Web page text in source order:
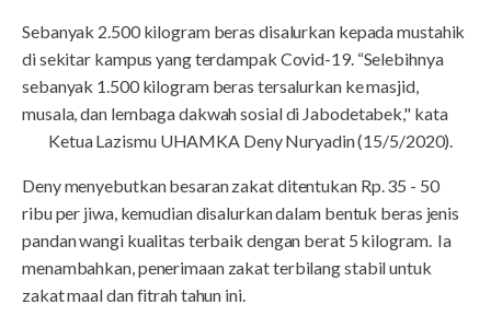
Sebanyak 2.500 kilogram beras disalurkan kepada mustahik
di sekitar kampus yang terdampak Covid-19. “Selebihnya
sebanyak 1.500 kilogram beras tersalurkan ke masjid,
musala, dan lembaga dakwah sosial di Jabodetabek," kata
Ketua Lazismu UHAMKA Deny Nuryadin (15/5/2020).
Deny menyebutkan besaran zakat ditentukan Rp. 35 - 50
ribu per jiwa, kemudian disalurkan dalam bentuk beras jenis
pandan wangi kualitas terbaik dengan berat 5 kilogram. Ia
menambahkan, penerimaan zakat terbilang stabil untuk
zakat maal dan fitrah tahun ini.